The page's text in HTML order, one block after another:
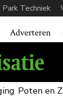
Park Techniek
Adverteren
Poten en